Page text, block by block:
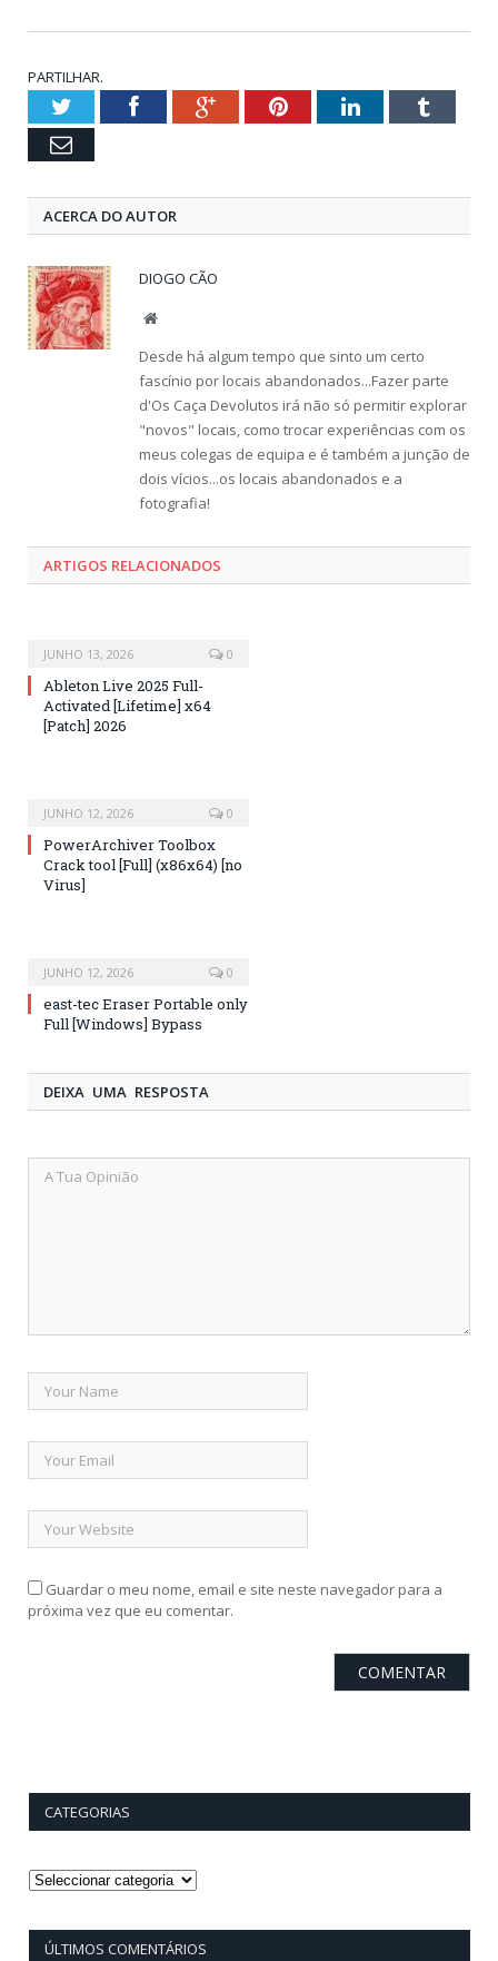
PARTILHAR.
TwitterFacebookGoogle+PinterestLinkedInTumblr
Email
ACERCA DO AUTOR
DIOGO CÃO
Website
Desde há algum tempo que sinto um certo
fascínio por locais abandonados...Fazer parte
d'Os Caça Devolutos irá não só permitir explorar
"novos" locais, como trocar experiências com os
meus colegas de equipa e é também a junção de
dois vícios...os locais abandonados e a
fotografia!
ARTIGOS RELACIONADOS
JUNHO 13, 2026 0
Ableton Live 2025 Full-
Activated [Lifetime] x64
[Patch] 2026
JUNHO 12, 2026 0
PowerArchiver Toolbox
Crack tool [Full] (x86x64) [no
Virus]
JUNHO 12, 2026 0
east-tec Eraser Portable only
Full [Windows] Bypass
DEIXA UMA RESPOSTA
Guardar o meu nome, email e site neste navegador para a
próxima vez que eu comentar.
CATEGORIAS
Categorias
ÚLTIMOS COMENTÁRIOS